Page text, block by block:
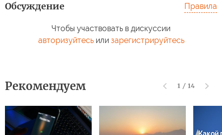
Обсуждение Правила
Чтобы участвовать в дискуссии
авторизуйтесьили зарегистрируйтесь
Рекомендуем 1 / 14